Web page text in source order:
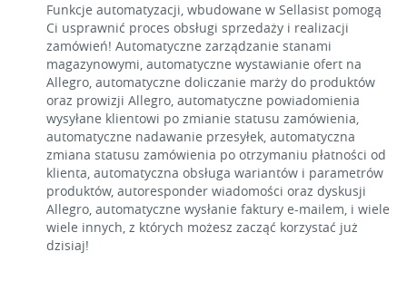
Funkcje automatyzacji, wbudowane w Sellasist pomogą
Ci usprawnić proces obsługi sprzedaży i realizacji
zamówień! Automatyczne zarządzanie stanami
magazynowymi, automatyczne wystawianie ofert na
Allegro, automatyczne doliczanie marży do produktów
oraz prowizji Allegro, automatyczne powiadomienia
wysyłane klientowi po zmianie statusu zamówienia,
automatyczne nadawanie przesyłek, automatyczna
zmiana statusu zamówienia po otrzymaniu płatności od
klienta, automatyczna obsługa wariantów i parametrów
produktów, autoresponder wiadomości oraz dyskusji
Allegro, automatyczne wysłanie faktury e-mailem, i wiele
wiele innych, z których możesz zacząć korzystać już
dzisiaj!